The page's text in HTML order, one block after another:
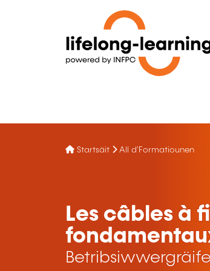
Startsäit All d'Formatiounen
Les câbles à